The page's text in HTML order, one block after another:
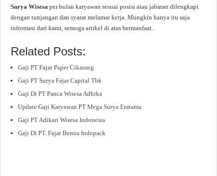
Surya Wisesaper bulan karyawan sesuai posisi atau jabatan dilengkapi
dengan tunjangan dan syarat melamar kerja. Mungkin hanya itu saja
informasi dari kami, semoga artikel di atas bermanfaat.
Related Posts:
Gaji PT Fajar Paper Cikarang
Gaji PT Surya Fajar Capital Tbk
Gaji Di PT Panca Wisesa Adhika
Update Gaji Karyawan PT Mega Surya Eratama
Gaji PT Adikari Wisesa Indonesia
Gaji Di PT. Fajar Benua Indopack